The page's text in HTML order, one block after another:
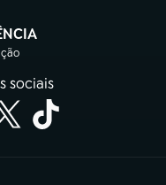
em nova aba)
sociais